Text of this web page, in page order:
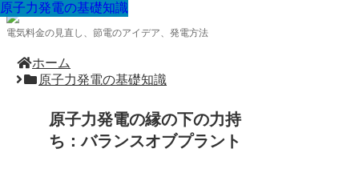
電気料金の見直し、節電のアイデア、発電方法
ホーム
原子力発電の基礎知識
原子力発電の縁の下の力持
ち：バランスオブプラント
原子力発電の基礎知識
原子力発電の基礎知識
原子力発電の基礎知識
原子力発電の基礎知識
原子力発電の基礎知識
原子力発電の基礎知識
原子力発電の基礎知識
原子力発電の基礎知識
原子力発電の基礎知識